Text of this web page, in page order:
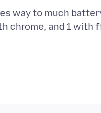
way to much
chrome, and 1